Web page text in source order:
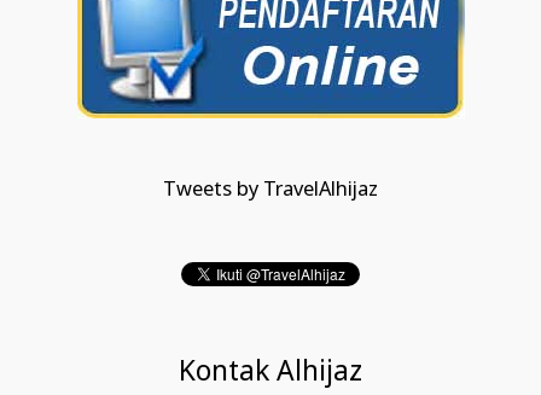
Tweets by TravelAlhijaz
Kontak Alhijaz